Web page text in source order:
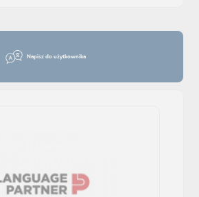
Napisz do użytkownika